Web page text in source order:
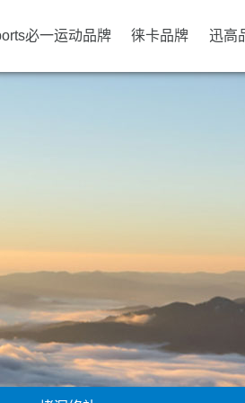
必一运动品牌 徕卡品牌 迅高